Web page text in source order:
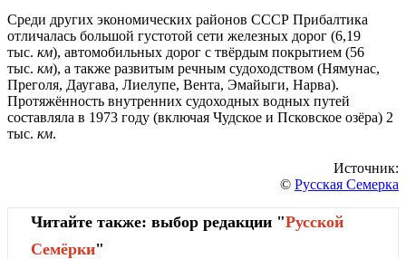
Среди других экономических районов СССР Прибалтика
отличалась большой густотой сети железных дорог (6,19
тыс. км), автомобильных дорог с твёрдым покрытием (56
тыс. км), а также развитым речным судоходством (Нямунас,
Преголя, Даугава, Лиелупе, Вента, Эмайыги, Нарва).
Протяжённость внутренних судоходных водных путей
составляла в 1973 году (включая Чудское и Псковское озёра) 2
тыс. км.
Источник:
© Русская Семерка
Читайте также: выбор редакции "Русской
Cемёрки"